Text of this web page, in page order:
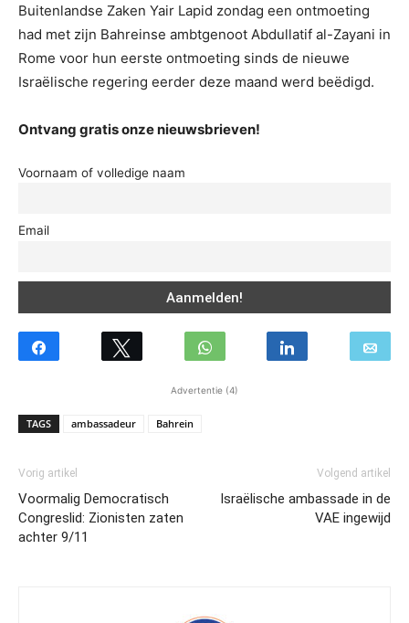
Buitenlandse Zaken Yair Lapid zondag een ontmoeting
had met zijn Bahreinse ambtgenoot Abdullatif al-Zayani in
Rome voor hun eerste ontmoeting sinds de nieuwe
Israëlische regering eerder deze maand werd beëdigd.
Ontvang gratis onze nieuwsbrieven!
Voornaam of volledige naam
Email
Advertentie (4)
TAGS ambassadeur Bahrein
Vorig artikel
Voormalig Democratisch
Congreslid: Zionisten zaten
achter 9/11
Volgend artikel
Israëlische ambassade in de
VAE ingewijd